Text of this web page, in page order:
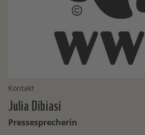
Kontakt
JuliaDibiasi
Pressesprecherin